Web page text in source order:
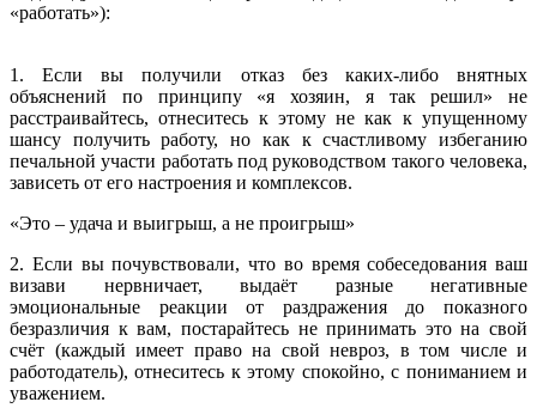
«работать»):
1. Если вы получили отказ без каких-либо внятных
объяснений по принципу «я хозяин, я так решил» не
расстраивайтесь, отнеситесь к этому не как к упущенному
шансу получить работу, но как к счастливому избеганию
печальной участи работать под руководством такого человека,
зависеть от его настроения и комплексов.
«Это – удача и выигрыш, а не проигрыш»
2. Если вы почувствовали, что во время собеседования ваш
визави нервничает, выдаёт разные негативные
эмоциональные реакции от раздражения до показного
безразличия к вам, постарайтесь не принимать это на свой
счёт (каждый имеет право на свой невроз, в том числе и
работодатель), отнеситесь к этому спокойно, с пониманием и
уважением.